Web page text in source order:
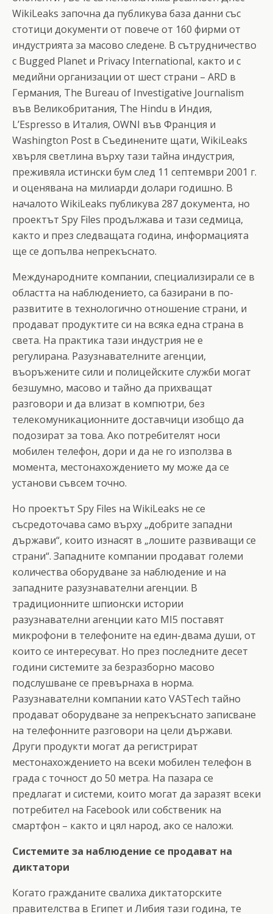
WikiLeaks започна да публикува база данни със
стотици документи от повече от 160 фирми от
индустрията за масово следене. В сътрудничество
с Bugged Planet и Privacy International, както и с
медийни организации от шест страни – ARD в
Германия, The Bureau of Investigative Journalism
във Великобритания, The Hindu в Индия,
L’Espresso в Италия, OWNI във Франция и
Washington Post в Съединените щати, WikiLeaks
хвърля светлина върху тази тайна индустрия,
преживяла истински бум след 11 септември 2001 г.
и оценявана на милиарди долари годишно. В
началото WikiLeaks публикува 287 документа, но
проектът Spy Files продължава и тази седмица,
както и през следващата година, информацията
ще се допълва непрекъснато.
Международните компании, специализирали се в
областта на наблюдението, са базирани в по-
развитите в технологично отношение страни, и
продават продуктите си на всяка една страна в
света. На практика тази индустрия не е
регулирана. Разузнавателните агенции,
въоръжените сили и полицейските служби могат
безшумно, масово и тайно да прихващат
разговори и да влизат в компютри, без
телекомуникационните доставчици изобщо да
подозират за това. Ако потребителят носи
мобилен телефон, дори и да не го използва в
момента, местонахождението му може да се
установи съвсем точно.
Но проектът Spy Files на WikiLeaks не се
съсредоточава само върху „добрите западни
държави“, които изнасят в „лошите развиващи се
страни“. Западните компании продават големи
количества оборудване за наблюдение и на
западните разузнавателни агенции. В
традиционните шпионски истории
разузнавателни агенции като MI5 поставят
микрофони в телефоните на един-двама души, от
които се интересуват. Но през последните десет
години системите за безразборно масово
подслушване се превърнаха в норма.
Разузнавателни компании като VASTech тайно
продават оборудване за непрекъснато записване
на телефонните разговори на цели държави.
Други продукти могат да регистрират
местонахождението на всеки мобилен телефон в
града с точност до 50 метра. На пазара се
предлагат и системи, които могат да заразят всеки
потребител на Facebook или собственик на
смартфон – както и цял народ, ако се наложи.
Системите за наблюдение се продават на
диктатори
Когато гражданите свалиха диктаторските
правителства в Египет и Либия тази година, те